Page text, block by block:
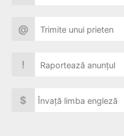
@ Trimite unui prieten
! Raportează anunțul
$ Învață limba engleză